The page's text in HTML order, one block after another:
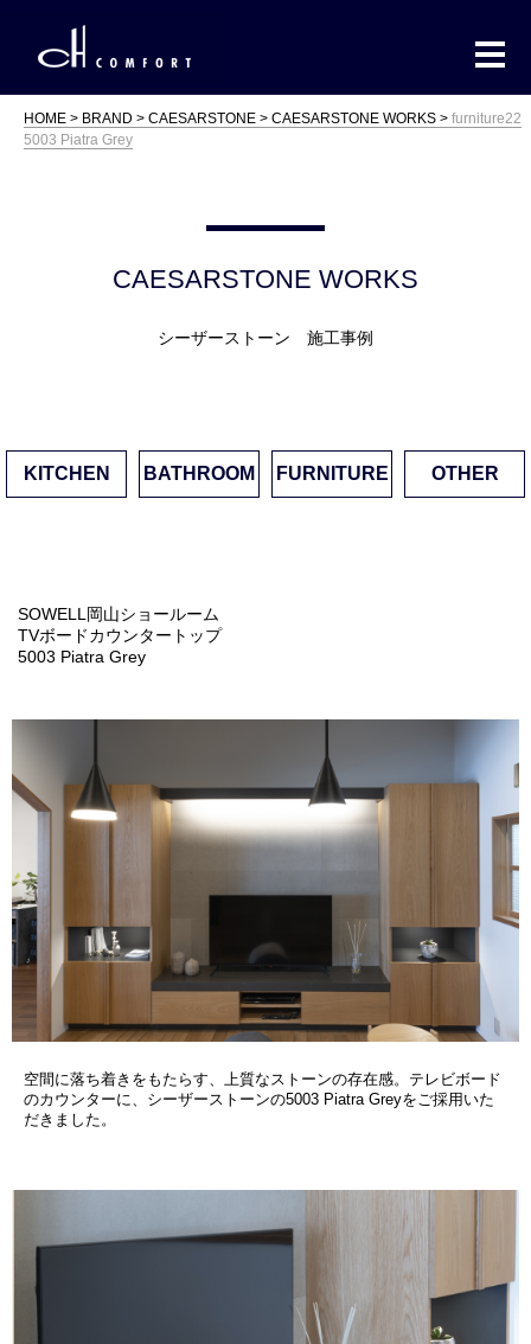
HOME BRAND CAESARSTONE CAESARSTONE WORKS
furniture22
5003 Piatra Grey
CAESARSTONE WORKS
シーザーストーン 施工事例
KITCHEN BATHROOM FURNITURE OTHER
SOWELL岡山ショールーム
TVボードカウンタートップ
5003 Piatra Grey
空間に落ち着きをもたらす、上質なストーンの存在感。テレビボード
のカウンターに、シーザーストーンの5003 Piatra Greyをご採用いた
だきました。